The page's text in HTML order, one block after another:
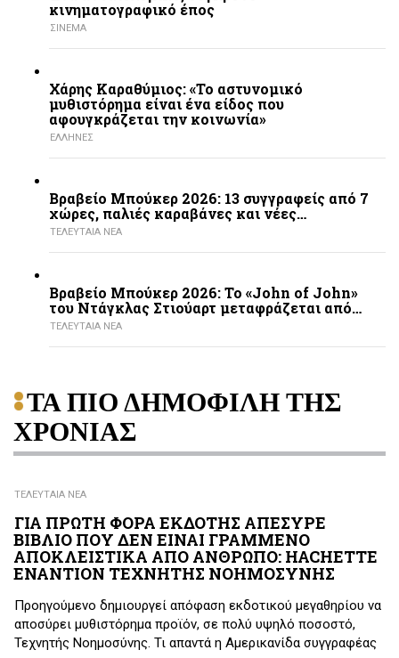
κινηματογραφικό έπος
ΣΙΝΕΜΑ
Χάρης Καραθύμιος: «Το αστυνομικό
μυθιστόρημα είναι ένα είδος που
αφουγκράζεται την κοινωνία»
ΕΛΛΗΝΕΣ
Βραβείο Μπούκερ 2026: 13 συγγραφείς από 7
χώρες, παλιές καραβάνες και νέες…
ΤΕΛΕΥΤΑΙΑ ΝΕΑ
Βραβείο Μπούκερ 2026: Το «John of John»
του Ντάγκλας Στιούαρτ μεταφράζεται από…
ΤΕΛΕΥΤΑΙΑ ΝΕΑ
ΤΑ ΠΙΟ ΔΗΜΟΦΙΛΗ ΤΗΣ
ΧΡΟΝΙΑΣ
ΤΕΛΕΥΤΑΙΑ ΝΕΑ
ΓΙΑ ΠΡΩΤΗ ΦΟΡΑ ΕΚΔΟΤΗΣ ΑΠΕΣΥΡΕ
ΒΙΒΛΙΟ ΠΟΥ ΔΕΝ ΕΙΝΑΙ ΓΡΑΜΜΕΝΟ
ΑΠΟΚΛΕΙΣΤΙΚΑ ΑΠΟ ΑΝΘΡΩΠΟ: HACHETTE
ΕΝΑΝΤΙΟΝ ΤΕΧΝΗΤΗΣ ΝΟΗΜΟΣΥΝΗΣ
Προηγούμενο δημιουργεί απόφαση εκδοτικού μεγαθηρίου να
αποσύρει μυθιστόρημα προϊόν, σε πολύ υψηλό ποσοστό,
Τεχνητής Νοημοσύνης. Τι απαντά η Αμερικανίδα συγγραφέας